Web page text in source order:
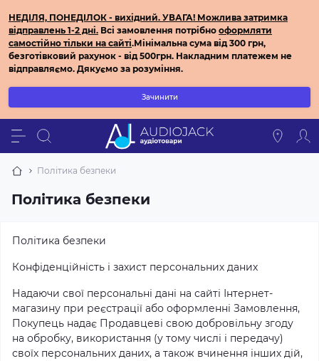
НЕДІЛЯ, ПОНЕДІЛОК - вихідний. УВАГА! Можлива затримка
відправлень 1-2 дні. Всі замовлення потрібно оформляти
самостійно тільки на сайті.Мінімальна сума від 300 грн,
безготівковий рахунок - від 500грн. Накладним платежем не
відправляємо. Дякуємо за розуміння.
Зачинити
Політика безпеки
Політика безпеки
Політика безпеки
Конфіденційність і захист персональних даних
Надаючи свої персональні дані на сайті Інтернет-
магазину при реєстрації або оформленні Замовлення,
Покупець надає Продавцеві свою добровільну згоду
на обробку, використання (у тому числі і передачу)
своїх персональних даних, а також вчинення інших дій,